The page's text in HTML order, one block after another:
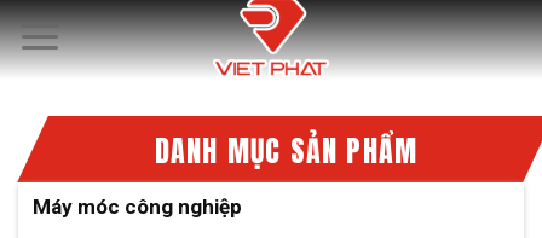
DANH MỤC SẢN PHẨM
Máy móc công nghiệp